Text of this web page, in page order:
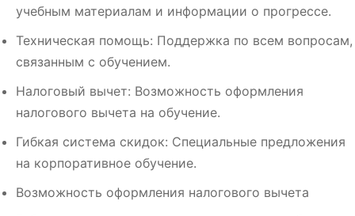
учебным материалам и информации о прогрессе.
Техническая помощь: Поддержка по всем вопросам,
связанным с обучением.
Налоговый вычет: Возможность оформления
налогового вычета на обучение.
Гибкая система скидок: Специальные предложения
на корпоративное обучение.
Возможность оформления налогового вычета